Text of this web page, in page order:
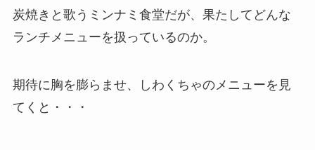
炭焼きと歌うミンナミ食堂だが、果たしてどんな
ランチメニューを扱っているのか。
期待に胸を膨らませ、しわくちゃのメニューを見
てくと・・・